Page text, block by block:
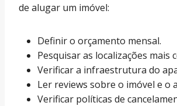
de alugar um imóvel:
Definir o orçamento mensal.
Pesquisar as localizações mais
Verificar a infraestrutura do
Ler reviews sobre o imóvel e o
Verificar políticas de